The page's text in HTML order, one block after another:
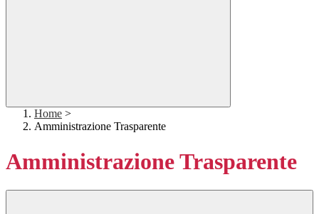
Home >
Amministrazione Trasparente
Amministrazione Trasparente